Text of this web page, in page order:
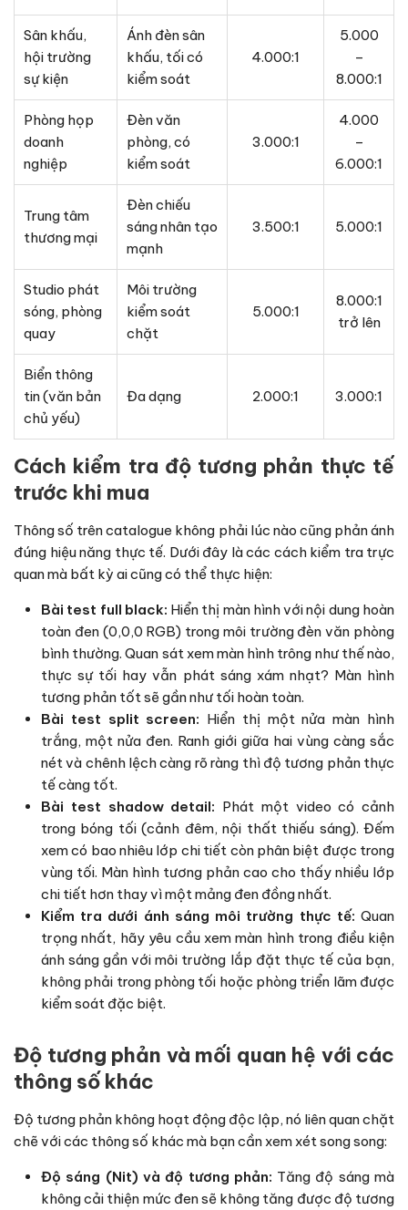
Sân khấu,
hội trường
sự kiện
Ánh đèn sân
khấu, tối có
kiểm soát
4.000:1
5.000
–
8.000:1
Phòng họp
doanh
nghiệp
Đèn văn
phòng, có
kiểm soát
3.000:1
4.000
–
6.000:1
Trung tâm
thương mại
Đèn chiếu
sáng nhân tạo
mạnh
3.500:1 5.000:1
Studio phát
sóng, phòng
quay
Môi trường
kiểm soát
chặt
5.000:1
8.000:1
trở lên
Biển thông
tin (văn bản
chủ yếu)
Đa dạng 2.000:1 3.000:1
Cách kiểm tra độ tương phản thực tế
trước khi mua
Thông số trên catalogue không phải lúc nào cũng phản ánh
đúng hiệu năng thực tế. Dưới đây là các cách kiểm tra trực
quan mà bất kỳ ai cũng có thể thực hiện:
Bài test full black: Hiển thị màn hình với nội dung hoàn
toàn đen (0,0,0 RGB) trong môi trường đèn văn phòng
bình thường. Quan sát xem màn hình trông như thế nào,
thực sự tối hay vẫn phát sáng xám nhạt? Màn hình
tương phản tốt sẽ gần như tối hoàn toàn.
Bài test split screen: Hiển thị một nửa màn hình
trắng, một nửa đen. Ranh giới giữa hai vùng càng sắc
nét và chênh lệch càng rõ ràng thì độ tương phản thực
tế càng tốt.
Bài test shadow detail: Phát một video có cảnh
trong bóng tối (cảnh đêm, nội thất thiếu sáng). Đếm
xem có bao nhiêu lớp chi tiết còn phân biệt được trong
vùng tối. Màn hình tương phản cao cho thấy nhiều lớp
chi tiết hơn thay vì một mảng đen đồng nhất.
Kiểm tra dưới ánh sáng môi trường thực tế: Quan
trọng nhất, hãy yêu cầu xem màn hình trong điều kiện
ánh sáng gần với môi trường lắp đặt thực tế của bạn,
không phải trong phòng tối hoặc phòng triển lãm được
kiểm soát đặc biệt.
Độ tương phản và mối quan hệ với các
thông số khác
Độ tương phản không hoạt động độc lập, nó liên quan chặt
chẽ với các thông số khác mà bạn cần xem xét song song:
Độ sáng (Nit) và độ tương phản: Tăng độ sáng mà
không cải thiện mức đen sẽ không tăng được độ tương